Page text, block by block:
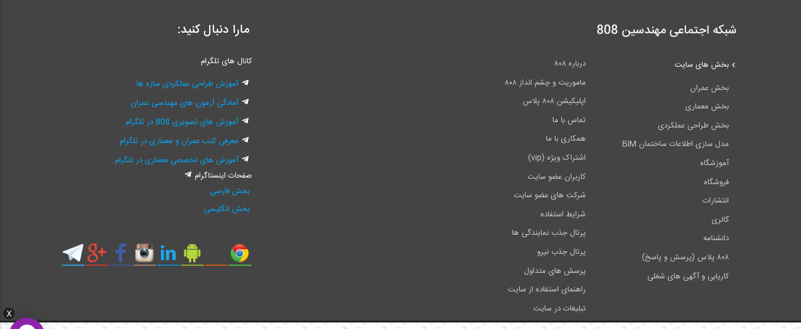
X
شبکه اجتماعی مهندسین 808
درباره ۸۰۸
ماموریت و چشم انداز ۸۰۸
اپلیکیشن ۸۰۸ پلاس
تماس با ما
همکاری با ما
اشتراک ویژه (vip)
کاربران عضو سایت
شرکت های عضو سایت
شرایط استفاده
پرتال جذب نمایندگی ها
پرتال جذب نیرو
پرسش های متداول
راهنمای استفاده از سایت
تبلیغات در سایت
بخش های سایت
بخش عمران
بخش معماری
بخش طراحی عملکردی
مدل سازی اطلاعات ساختمان BIM
آموزشگاه
فروشگاه
انتشارات
گالری
دانشنامه
۸۰۸ پلاس (پرسش و پاسخ)
کاریابی و آگهی های شغلی
مارا دنبال کنید:
کانال های تلگرام
آموزش طراحی عملکردی سازه ها
آمادگی آزمون های مهندسی عمران
آموزش های تصویری 808 در تلگرام
معرفی کتب عمران و معماری در تلگرام
آموزش های تخصصی معماری در تلگرام
صفحات اینستاگرام
بخش فارسی
بخش انگلیسی